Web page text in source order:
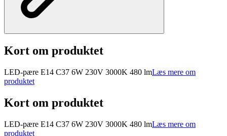
Kort om produktet
LED-pære E14 C37 6W 230V 3000K 480 lmLæs mere om
produktet
Kort om produktet
LED-pære E14 C37 6W 230V 3000K 480 lmLæs mere om
produktet